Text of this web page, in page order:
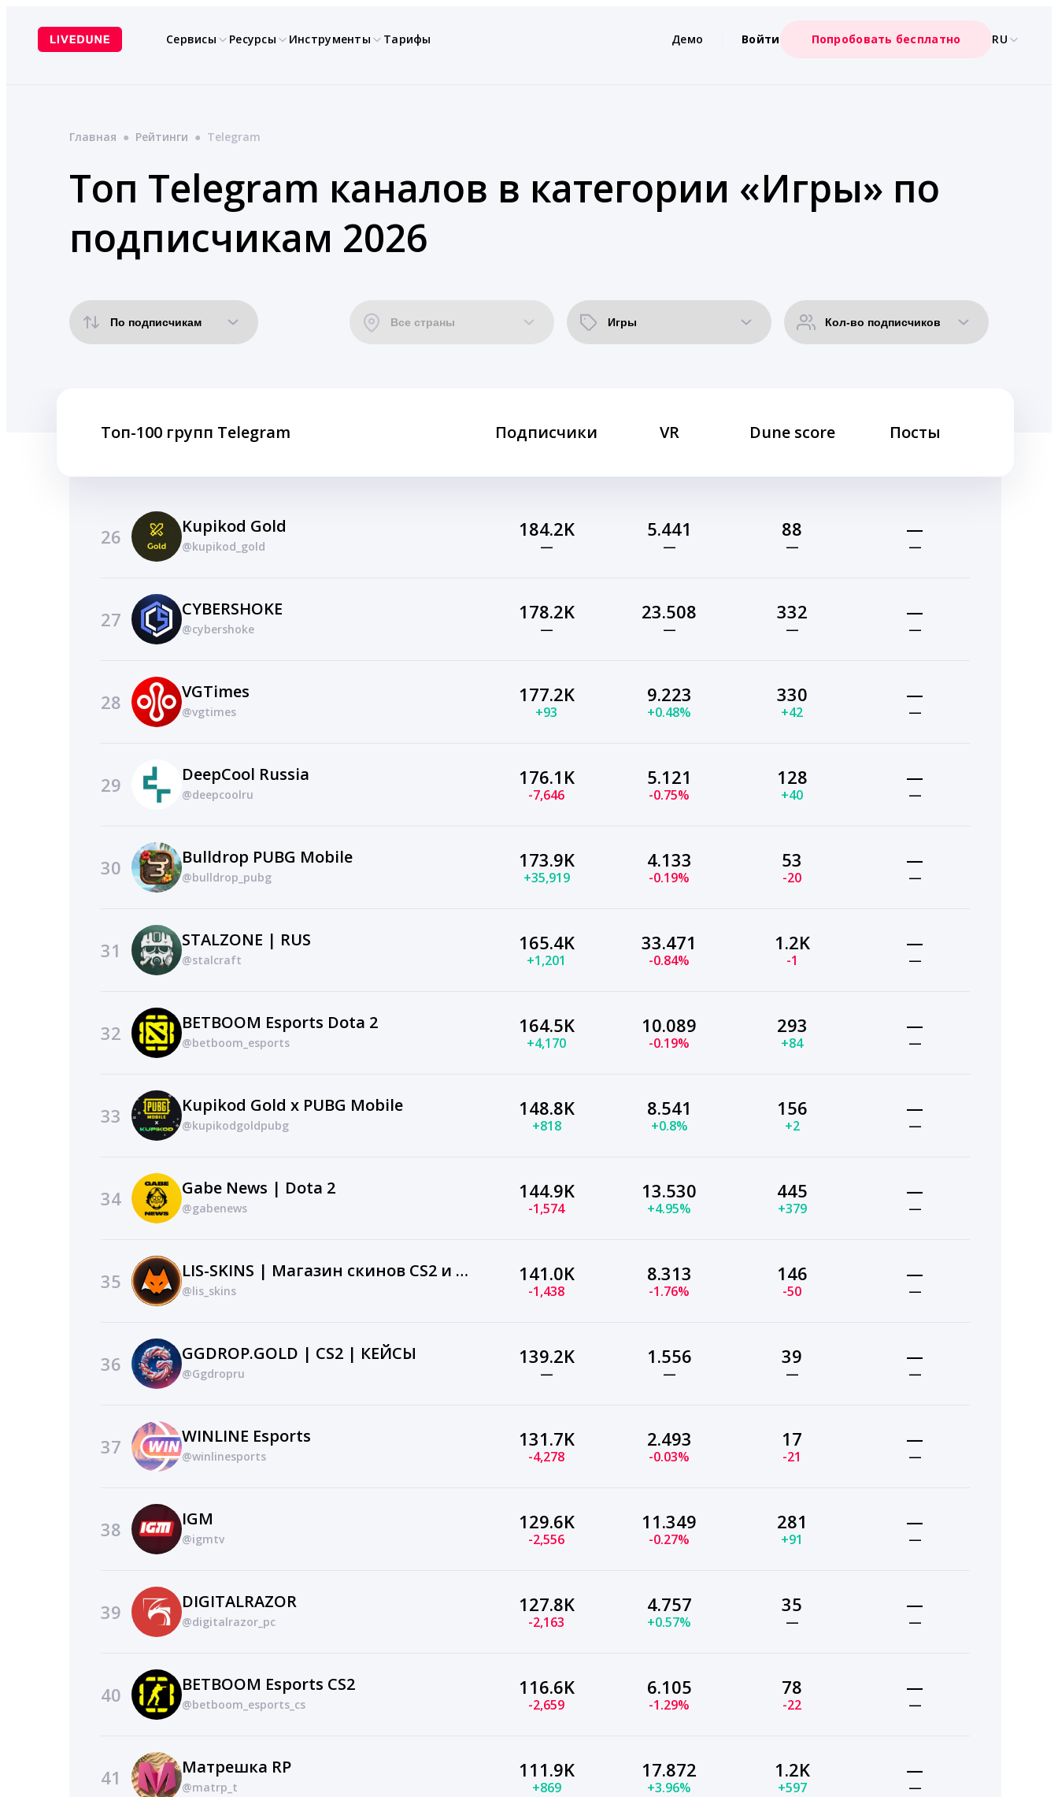
содержимому
Сервисы Ресурсы Инструменты Тарифы Демо Войти Попробовать бесплатно RU
Главная ● Рейтинги ● Telegram
Топ Telegram каналов в категории «Игры» по
подписчикам 2026
Топ-100 групп Telegram Подписчики VR Dune score Посты
26 Kupikod Gold
@kupikod_gold
184.2K
—
5.441
—
88
—
—
—
27 CYBERSHOKE
@cybershoke
178.2K
—
23.508
—
332
—
—
—
28 VGTimes
@vgtimes
177.2K
+93
9.223
+0.48%
330
+42
—
—
29 DeepCool Russia
@deepcoolru
176.1K
-7,646
5.121
-0.75%
128
+40
—
—
30 Bulldrop PUBG Mobile
@bulldrop_pubg
173.9K
+35,919
4.133
-0.19%
53
-20
—
—
31 STALZONE | RUS
@stalcraft
165.4K
+1,201
33.471
-0.84%
1.2K
-1
—
—
32 BETBOOM Esports Dota 2
@betboom_esports
164.5K
+4,170
10.089
-0.19%
293
+84
—
—
33 Kupikod Gold x PUBG Mobile
@kupikodgoldpubg
148.8K
+818
8.541
+0.8%
156
+2
—
—
34 Gabe News | Dota 2
@gabenews
144.9K
-1,574
13.530
+4.95%
445
+379
—
—
35 LIS-SKINS | Магазин скинов CS2 и Dota 2
@lis_skins
141.0K
-1,438
8.313
-1.76%
146
-50
—
—
36 GGDROP.GOLD | CS2 | КЕЙСЫ
@Ggdropru
139.2K
—
1.556
—
39
—
—
—
37 WINLINE Esports
@winlinesports
131.7K
-4,278
2.493
-0.03%
17
-21
—
—
38 IGM
@igmtv
129.6K
-2,556
11.349
-0.27%
281
+91
—
—
39 DIGITALRAZOR
@digitalrazor_pc
127.8K
-2,163
4.757
+0.57%
35
—
—
—
40 BETBOOM Esports CS2
@betboom_esports_cs
116.6K
-2,659
6.105
-1.29%
78
-22
—
—
41 Матрешка RP
@matrp_t
111.9K
+869
17.872
+3.96%
1.2K
+597
—
—